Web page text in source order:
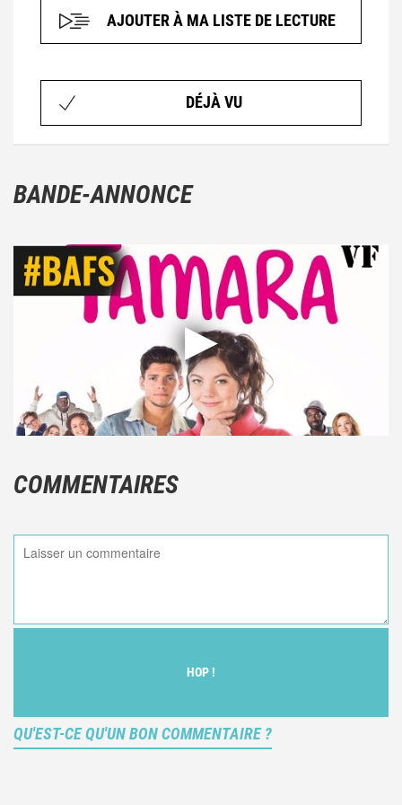
AJOUTER À MA LISTE DE LECTURE
DÉJÀ VU
BANDE-ANNONCE
COMMENTAIRES
HOP !
QU'EST-CE QU'UN BON COMMENTAIRE ?